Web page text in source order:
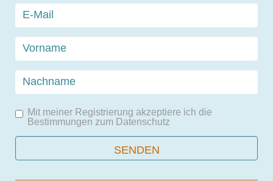
Mit meiner Registrierung akzeptiere ich die
Bestimmungen zum Datenschutz